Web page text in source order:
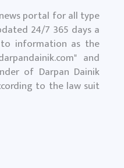
portal for all type
24/7 365 days a
to information as the
" and
of Darpan Dainik
to the law suit